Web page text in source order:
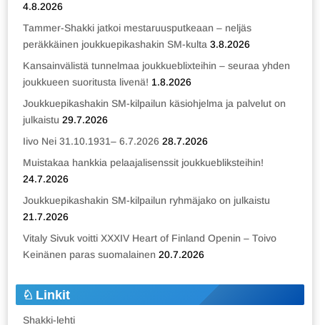
4.8.2026
Tammer-Shakki jatkoi mestaruusputkeaan – neljäs
peräkkäinen joukkuepikashakin SM-kulta 3.8.2026
Kansainvälistä tunnelmaa joukkueblixteihin – seuraa yhden
joukkueen suoritusta livenä! 1.8.2026
Joukkuepikashakin SM-kilpailun käsiohjelma ja palvelut on
julkaistu 29.7.2026
Iivo Nei 31.10.1931– 6.7.2026 28.7.2026
Muistakaa hankkia pelaajalisenssit joukkuebliksteihin!
24.7.2026
Joukkuepikashakin SM-kilpailun ryhmäjako on julkaistu
21.7.2026
Vitaly Sivuk voitti XXXIV Heart of Finland Openin – Toivo
Keinänen paras suomalainen 20.7.2026
Linkit
Shakki-lehti